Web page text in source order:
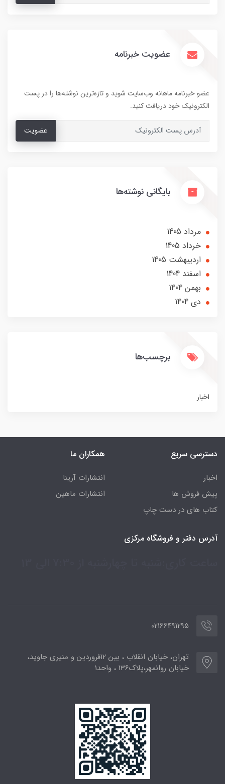
عضویت خبرنامه
عضو خبرنامه ماهانه وب‌سایت شوید و تازه‌ترین نوشته‌ها را در پست
الکترونیک خود دریافت کنید.
عضویت
بایگانی نوشته‌ها
مرداد 1405
خرداد 1405
ارديبهشت 1405
اسفند 1404
بهمن 1404
دی 1404
برچسب‌ها
اخبار
دسترسی سریع
اخبار
پیش فروش ها
کتاب های در دست چاپ
همکاران ما
انتشارات آرینا
انتشارات ماهین
آدرس دفتر و فروشگاه مرکزی
02166491295
تهران، خیابان انقلاب ، بین 12فروردین و منیری جاوید،
خیابان روانمهر،پلاک136 ، واحد1